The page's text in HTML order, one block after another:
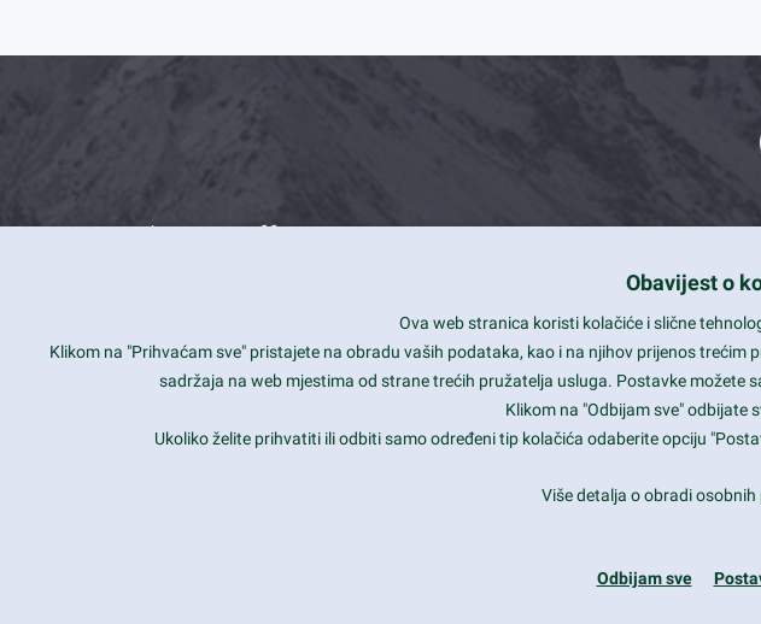
What we offer
Is your website user friendly?
Ark offers weekly stunning designs.
Why our customers love Ark?
Smart and beautiful design
Unlimited Eelements
Mobile ready
Obavijest o
Ova web stranica koristi kolačiće i slične
Klikom na "Prihvaćam sve" pristajete na obradu vaših podataka, kao i na njihov prijenos
sadržaja na web mjestima od strane trećih pružatelja usluga. Postavke možete
Klikom na "Odbijam sve" odbijate
Ukoliko želite prihvatiti ili odbiti samo određeni tip kolačića odaberite opciju
Više detalja o obradi
Odbijam sve